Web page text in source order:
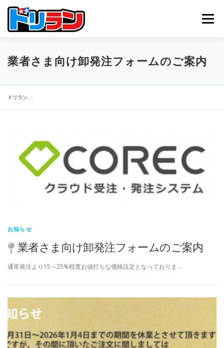
メニュー
TOP ABOUT US NEWS CONTACT
業者さま向け卸発注フォームのご案内
ドリラン
お知らせ
業者さま向け卸発注フォームのご案内
通常発注より15～25%程度お値打ちな価格設定となっておりま …